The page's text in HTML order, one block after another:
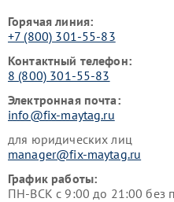
Горячая линия:
+7 (800) 301-55-83
Контактный телефон:
8 (800) 301-55-83
Электронная почта:
info@fix-maytag.ru
для юридических лиц
manager@fix-maytag.ru
График работы:
ПН-ВСК с 9:00 до 21:00 без